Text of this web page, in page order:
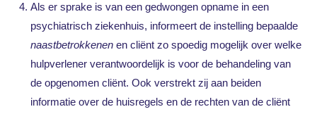
Als er sprake is van een gedwongen opname in een
psychiatrisch ziekenhuis, informeert de instelling bepaalde
naastbetrokkenen en cliënt zo spoedig mogelijk over welke
hulpverlener verantwoordelijk is voor de behandeling van
de opgenomen cliënt. Ook verstrekt zij aan beiden
informatie over de huisregels en de rechten van de cliënt